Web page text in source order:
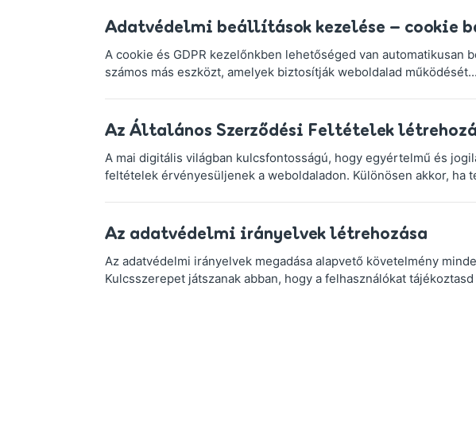
Adatvédelmi beállítások kezelése – cookie
A cookie és GDPR kezelőnkben lehetőséged van automatikusan
számos más eszközt, amelyek biztosítják weboldalad működését...
Az Általános Szerződési Feltételek
A mai digitális világban kulcsfontosságú, hogy egyértelmű és
feltételek érvényesüljenek a weboldaladon. Különösen akkor, ha
Az adatvédelmi irányelvek létrehozása
Az adatvédelmi irányelvek megadása alapvető követelmény
Kulcsszerepet játszanak abban, hogy a felhasználókat